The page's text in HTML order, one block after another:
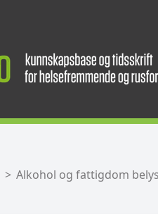
Alkohol og fattigdom